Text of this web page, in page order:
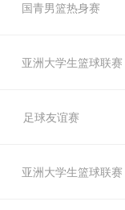
国青男篮热身赛
亚洲大学生篮球联赛
足球友谊赛
亚洲大学生篮球联赛